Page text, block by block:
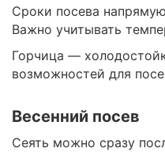
Сроки посева
Важно учитывать
Горчица —
возможностей для
Весенний посев
Сеять можно сразу